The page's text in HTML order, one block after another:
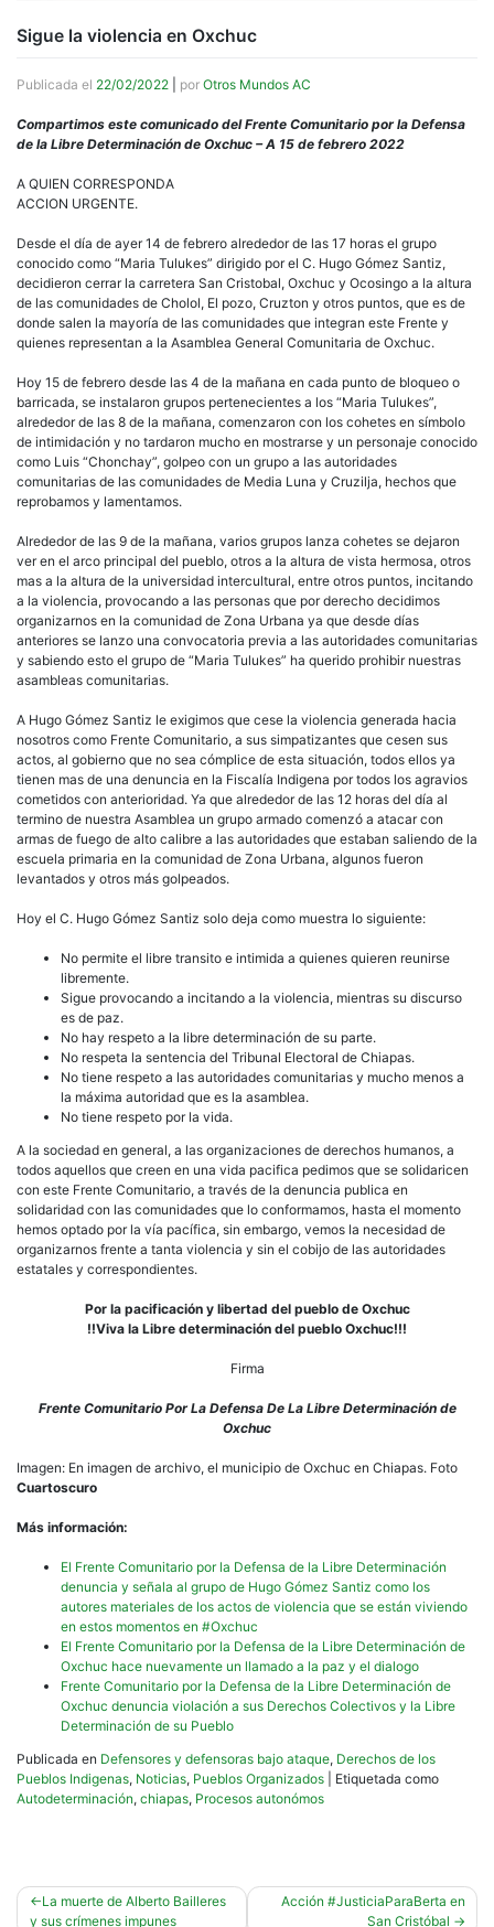
Sigue la violencia en Oxchuc
Publicada el 22/02/2022 por Otros Mundos AC
Compartimos este comunicado del Frente Comunitario por la Defensa
de la Libre Determinación de Oxchuc – A 15 de febrero 2022
A QUIEN CORRESPONDA
ACCION URGENTE.
Desde el día de ayer 14 de febrero alrededor de las 17 horas el grupo
conocido como “Maria Tulukes” dirigido por el C. Hugo Gómez Santiz,
decidieron cerrar la carretera San Cristobal, Oxchuc y Ocosingo a la altura
de las comunidades de Cholol, El pozo, Cruzton y otros puntos, que es de
donde salen la mayoría de las comunidades que integran este Frente y
quienes representan a la Asamblea General Comunitaria de Oxchuc.
Hoy 15 de febrero desde las 4 de la mañana en cada punto de bloqueo o
barricada, se instalaron grupos pertenecientes a los “Maria Tulukes”,
alrededor de las 8 de la mañana, comenzaron con los cohetes en símbolo
de intimidación y no tardaron mucho en mostrarse y un personaje conocido
como Luis “Chonchay”, golpeo con un grupo a las autoridades
comunitarias de las comunidades de Media Luna y Cruzilja, hechos que
reprobamos y lamentamos.
Alrededor de las 9 de la mañana, varios grupos lanza cohetes se dejaron
ver en el arco principal del pueblo, otros a la altura de vista hermosa, otros
mas a la altura de la universidad intercultural, entre otros puntos, incitando
a la violencia, provocando a las personas que por derecho decidimos
organizarnos en la comunidad de Zona Urbana ya que desde días
anteriores se lanzo una convocatoria previa a las autoridades comunitarias
y sabiendo esto el grupo de “Maria Tulukes” ha querido prohibir nuestras
asambleas comunitarias.
A Hugo Gómez Santiz le exigimos que cese la violencia generada hacia
nosotros como Frente Comunitario, a sus simpatizantes que cesen sus
actos, al gobierno que no sea cómplice de esta situación, todos ellos ya
tienen mas de una denuncia en la Fiscalía Indigena por todos los agravios
cometidos con anterioridad. Ya que alrededor de las 12 horas del día al
termino de nuestra Asamblea un grupo armado comenzó a atacar con
armas de fuego de alto calibre a las autoridades que estaban saliendo de la
escuela primaria en la comunidad de Zona Urbana, algunos fueron
levantados y otros más golpeados.
Hoy el C. Hugo Gómez Santiz solo deja como muestra lo siguiente:
No permite el libre transito e intimida a quienes quieren reunirse
libremente.
Sigue provocando a incitando a la violencia, mientras su discurso
es de paz.
No hay respeto a la libre determinación de su parte.
No respeta la sentencia del Tribunal Electoral de Chiapas.
No tiene respeto a las autoridades comunitarias y mucho menos a
la máxima autoridad que es la asamblea.
No tiene respeto por la vida.
A la sociedad en general, a las organizaciones de derechos humanos, a
todos aquellos que creen en una vida pacifica pedimos que se solidaricen
con este Frente Comunitario, a través de la denuncia publica en
solidaridad con las comunidades que lo conformamos, hasta el momento
hemos optado por la vía pacífica, sin embargo, vemos la necesidad de
organizarnos frente a tanta violencia y sin el cobijo de las autoridades
estatales y correspondientes.
Por la pacificación y libertad del pueblo de Oxchuc
!!Viva la Libre determinación del pueblo Oxchuc!!!
Firma
Frente Comunitario Por La Defensa De La Libre Determinación de
Oxchuc
Imagen: En imagen de archivo, el municipio de Oxchuc en Chiapas. Foto
Cuartoscuro
Más información:
El Frente Comunitario por la Defensa de la Libre Determinación
denuncia y señala al grupo de Hugo Gómez Santiz como los
autores materiales de los actos de violencia que se están viviendo
en estos momentos en #Oxchuc
El Frente Comunitario por la Defensa de la Libre Determinación de
Oxchuc hace nuevamente un llamado a la paz y el dialogo
Frente Comunitario por la Defensa de la Libre Determinación de
Oxchuc denuncia violación a sus Derechos Colectivos y la Libre
Determinación de su Pueblo
Publicada en Defensores y defensoras bajo ataque, Derechos de los
Pueblos Indigenas, Noticias, Pueblos Organizados
Etiquetada como
Autodeterminación, chiapas, Procesos autonómos
Navegación
La muerte de Alberto Bailleres
y sus crímenes impunes
Acción #JusticiaParaBerta en
San Cristóbal